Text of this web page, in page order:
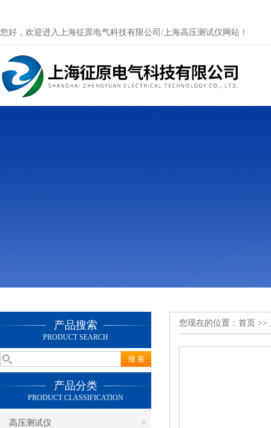
您好，欢迎进入上海征原电气科技有限公司/上海高压测试仪网站！
产品搜索
PRODUCT SEARCH
产品分类
PRODUCT CLASSIFICATION
高压测试仪
您现在的位置： 首页 >>